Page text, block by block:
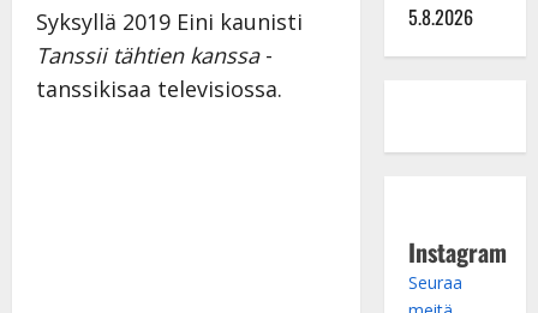
Syksyllä 2019 Eini kaunisti
Tanssii tähtien kanssa-
tanssikisaa televisiossa.
5.8.2026
Instagram
Seuraa